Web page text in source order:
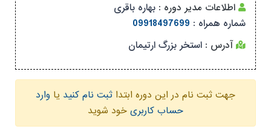
اطلاعات مدیر دوره : بهاره باقری
شماره همراه : 09918497699
آدرس : استخر بزرگ ارتیمان
جهت ثبت نام در این دوره ابتدا ثبت نام کنید یا وارد
حساب کاربری خود شوید